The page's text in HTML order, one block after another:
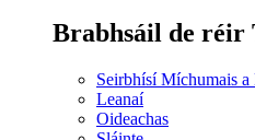
Brabhsáil de réir
Seirbhísí Míchumais
Leanaí
Oideachas